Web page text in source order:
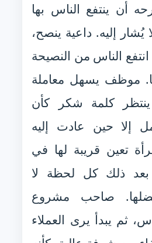
أن ينتفع الناس بها
يُشار إليه. داعية ينصح،
الناس من النصيحة
موظف يسهل معاملة
كلمة شكر كأن
إلا حين عادت إليه
تعين قريبة لها في
بعد ذلك كل لحظة لا
صاحب مشروع
ثم يبدأ يرى العملاء